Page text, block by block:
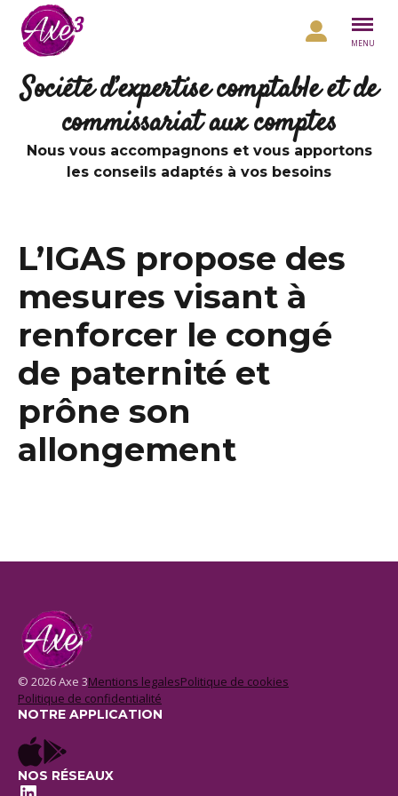
Aller au contenu
MENU
Société d’expertise comptable et de
commissariat aux comptes
Nous vous accompagnons et vous apportons
les conseils adaptés à vos besoins
L’IGAS propose des
mesures visant à
renforcer le congé
de paternité et
prône son
allongement
© 2026 Axe 3Mentions legalesPolitique de cookies
Politique de confidentialité
NOTRE APPLICATION
NOS RÉSEAUX